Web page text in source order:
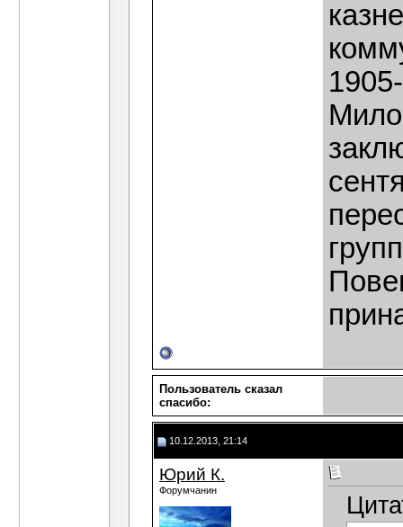
Пользователь сказал
cпасибо:
10.12.2013, 21:14
Юрий К.
Форумчанин